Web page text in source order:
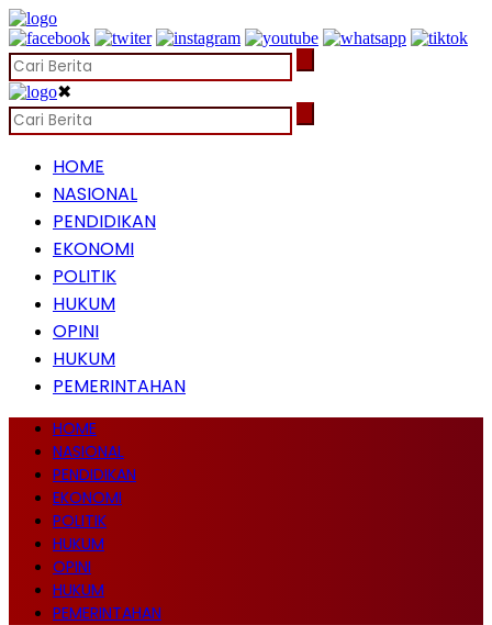
✖
HOME
NASIONAL
PENDIDIKAN
EKONOMI
POLITIK
HUKUM
OPINI
HUKUM
PEMERINTAHAN
HOME
NASIONAL
PENDIDIKAN
EKONOMI
POLITIK
HUKUM
OPINI
HUKUM
PEMERINTAHAN